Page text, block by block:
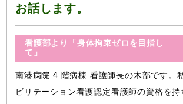
お話します。
看護部より「身体拘束ゼロを目指し
て」
南港病院 4 階病棟 看護師長の木部です。
ビリテーション看護認定看護師の資格を